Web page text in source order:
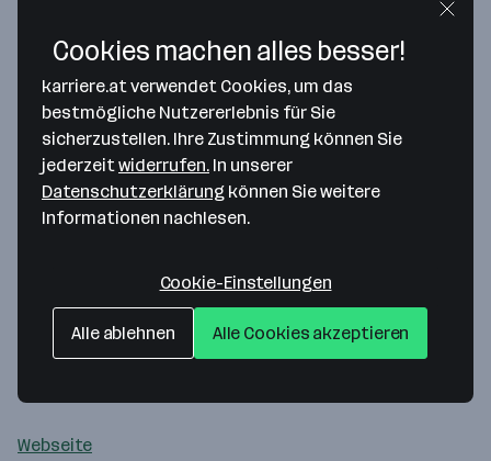
Map data ©2026 Google
Dornbirner Sparkasse Bank AG
Sparkassenplatz 1
6850 Dornbirn
Webseite
Cookies machen alles besser!
karriere.at verwendet Cookies, um das
bestmögliche Nutzererlebnis für Sie
sicherzustellen. Ihre Zustimmung können Sie
jederzeit widerrufen. In unserer
Datenschutzerklärung können Sie weitere
Informationen nachlesen.
Cookie-Einstellungen
Alle ablehnen Alle Cookies akzeptieren